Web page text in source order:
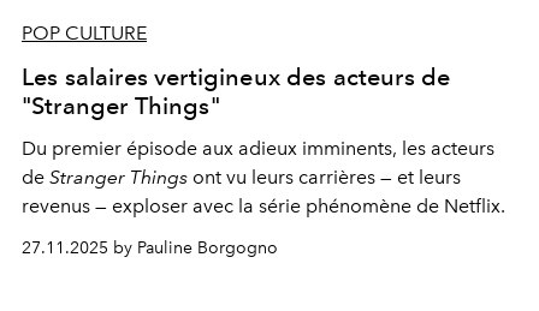
POP CULTURE
Les salaires vertigineux des acteurs de
"Stranger Things"
Du premier épisode aux adieux imminents, les acteurs
de Stranger Things ont vu leurs carrières — et leurs
revenus — exploser avec la série phénomène de Netflix.
27.11.2025 by Pauline Borgogno